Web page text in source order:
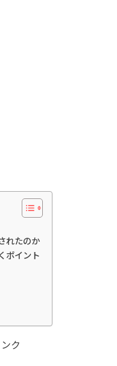
れたのか
ポイント
ク